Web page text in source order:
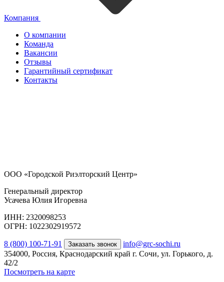
Компания
О компании
Команда
Вакансии
Отзывы
Гарантийный сертификат
Контакты
ООО «Городской Риэлторский Центр»
Генеральный директор
Усачева Юлия Игоревна
ИНН: 2320098253
ОГРН: 1022302919572
8 (800) 100-71-91 Заказать звонок
info@grc-sochi.ru
354000, Россия, Краснодарский край г. Сочи, ул. Горького, д.
42/2
Посмотреть на карте